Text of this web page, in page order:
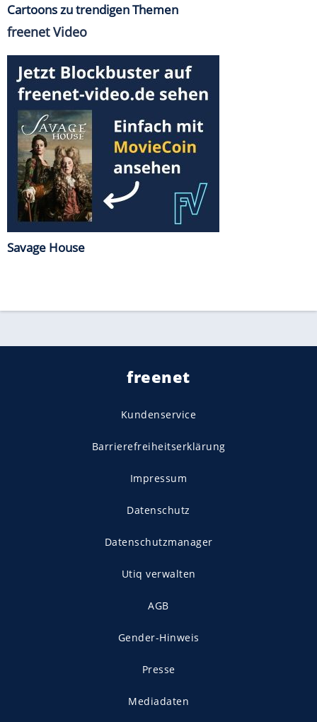
Cartoons zu trendigen Themen
freenet Video
Savage House
freenet
Kundenservice
Barrierefreiheitserklärung
Impressum
Datenschutz
Datenschutzmanager
Utiq verwalten
AGB
Gender-Hinweis
Presse
Mediadaten